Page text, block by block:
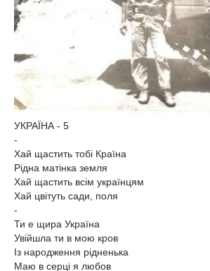
УКРАЇНА - 5
-
Хай щастить тобі Країна
Рідна матінка земля
Хай щастить всім українцям
Хай цвітуть сади, поля
-
Ти е щира Україна
Увійшла ти в мою кров
Із народження рідненька
Маю в серці я любов